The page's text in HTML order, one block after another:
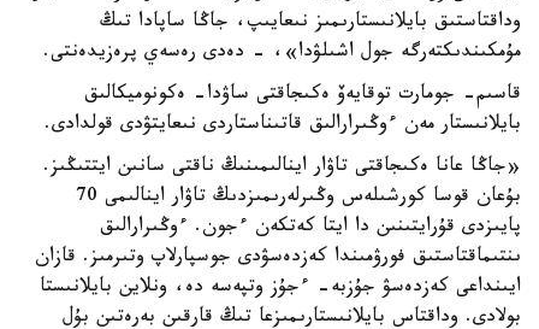
وداقتاستىق بايلانىستارىمىز نىعايىپ، جاڭا ساپادا تىڭ
مۇمكىندىكتەرگە جول اشىلۋدا»، - دەدى رەسەي پرەزيدەنتى.
قاسىم- جومارت توقايەۆ ەكىجاقتى ساۋدا- ەكونوميكالىق
بايلانىستار مەن ءوڭىرارالىق قاتىناستاردى نىعايتۋدى قولدادى.
«جاڭا عانا ەكىجاقتى تاۋار اينالىمىنىڭ ناقتى سانىن ايتتىڭىز.
بۇعان قوسا كورشىلەس وڭىرلەرىمىزدىڭ تاۋار اينالىمى 70
پايىزدى قۇرايتىنىن دا ايتا كەتكەن ءجون. ءوڭىرارالىق
ىنتىماقتاستىق فورۋمىندا كەزدەسۋدى جوسپارلاپ وتىرمىز. قازان
ايىنداعى كەزدەسۋ جۇزبە- ءجۇز وتپەسە دە، ونلاين بايلانىستا
بولادى. وداقتاس بايلانىستارىمىزعا تىڭ قارقىن بەرەتىن بۇل